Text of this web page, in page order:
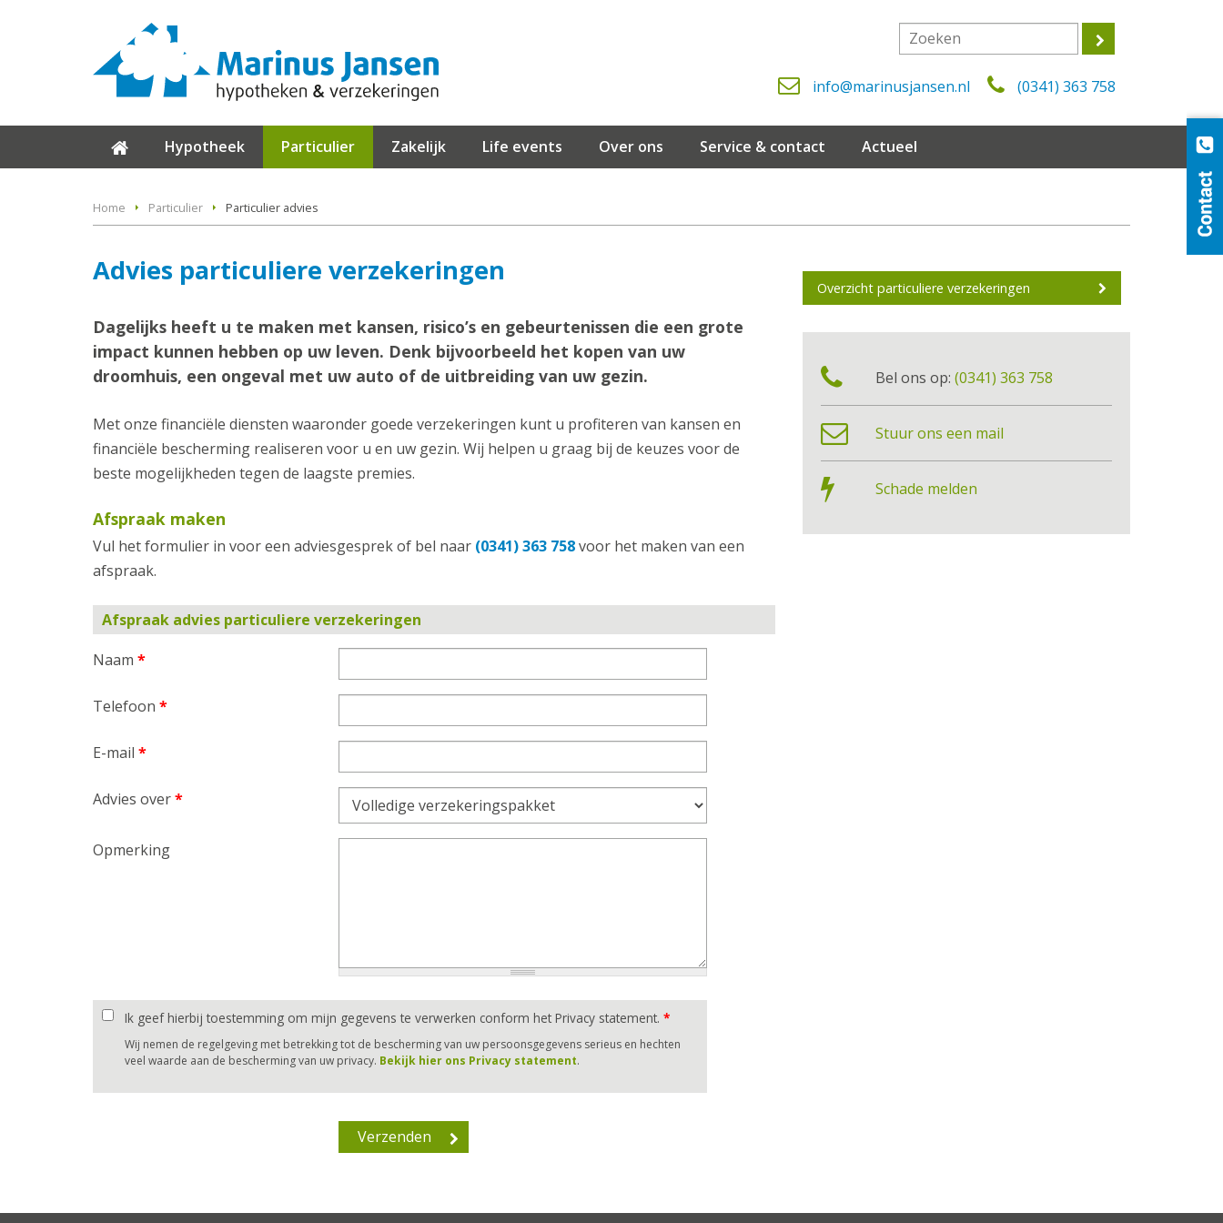
info@marinusjansen.nl (0341) 363 758
Hypotheek Particulier Zakelijk Life events Over ons Service & contact Actueel
Home Particulier Particulier advies
Advies particuliere verzekeringen
Dagelijks heeft u te maken met kansen, risico’s en gebeurtenissen die een grote
impact kunnen hebben op uw leven. Denk bijvoorbeeld het kopen van uw
droomhuis, een ongeval met uw auto of de uitbreiding van uw gezin.
Met onze financiële diensten waaronder goede verzekeringen kunt u profiteren van kansen en
financiële bescherming realiseren voor u en uw gezin. Wij helpen u graag bij de keuzes voor de
beste mogelijkheden tegen de laagste premies.
Afspraak maken
Vul het formulier in voor een adviesgesprek of bel naar (0341) 363 758voor het maken van een
afspraak.
Afspraak advies particuliere verzekeringen
Naam *
Telefoon *
E-mail *
Advies over*
Opmerking
Ik geef hierbij toestemming om mijn gegevens te verwerken conform het Privacy statement. *
Wij nemen de regelgeving met betrekking tot de bescherming van uw persoonsgegevens serieus en hechten
veel waarde aan de bescherming van uw privacy. Bekijk hier ons Privacy statement.
Overzicht particuliere verzekeringen
Bel ons op: (0341) 363 758
Stuur ons een mail
Schade melden